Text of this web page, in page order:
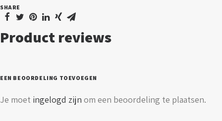
25
aantal
SHARE
Product reviews
EEN BEOORDELING TOEVOEGEN
Je moet ingelogd zijn om een beoordeling te plaatsen.